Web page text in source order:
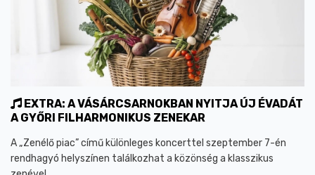
EXTRA: A VÁSÁRCSARNOKBAN NYITJA ÚJ ÉVADÁT
A GYŐRI FILHARMONIKUS ZENEKAR
A „Zenélő piac” című különleges koncerttel szeptember 7-én
rendhagyó helyszínen találkozhat a közönség a klasszikus